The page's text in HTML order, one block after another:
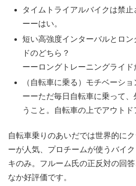
タイムトライアルバイクは禁止
ーーはい。
短い高強度インターバルとロン
ドのどちら？
ーーロングトレーニングライド
（自転車に乗る）モチベーシ
ーーただ毎日自転車に乗って
うこと。自転車の上でアウト
自転車乗りのあいだでは世界的に
ーが人気、プロチームが使うバイ
キのみ。フルーム氏の正反対の回
なか好評価です。